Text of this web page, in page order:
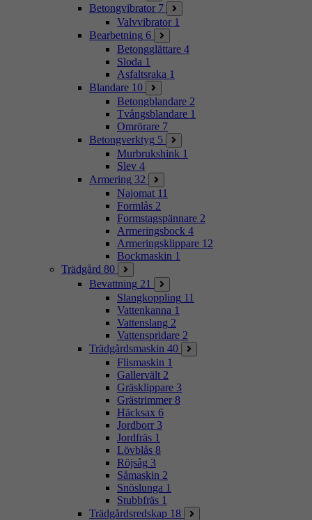
Betongvibrator 7
Valvvibrator 1
Bearbetning 6
Betongglättare 4
Sloda 1
Asfaltsraka 1
Blandare 10
Betongblandare 2
Tvångsblandare 1
Omrörare 7
Betongverktyg 5
Murbrukshink 1
Slev 4
Armering 32
Najomat 11
Formlås 2
Formstagspännare 2
Armeringsbock 4
Armeringsklippare 12
Bockmaskin 1
Trädgård 80
Bevattning 21
Slangkoppling 11
Vattenkanna 1
Vattenslang 2
Vattenspridare 2
Trädgårdsmaskin 40
Flismaskin 1
Gallervält 2
Gräsklippare 3
Grästrimmer 8
Häcksax 6
Jordborr 3
Jordfräs 1
Lövblås 8
Röjsåg 3
Såmaskin 2
Snöslunga 1
Stubbfräs 1
Trädgårdsredskap 18